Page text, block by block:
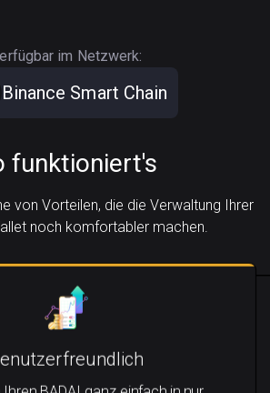
im Netzwerk:
Binance Smart Chain
funktioniert's
von Vorteilen, die die Verwaltung Ihrer
noch komfortabler machen.